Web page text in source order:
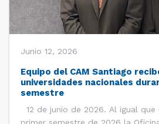
Junio 12, 2026
Equipo del CAM Santiago
universidades nacionales
semestre
12 de junio de 2026. Al igual que